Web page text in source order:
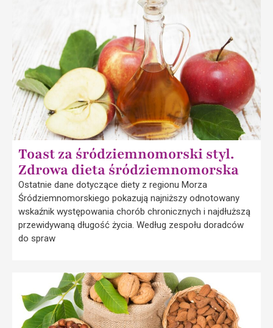
Toast za śródziemnomorski styl.
Zdrowa dieta śródziemnomorska
Ostatnie dane dotyczące diety z regionu Morza
Śródziemnomorskiego pokazują najniższy odnotowany
wskaźnik występowania chorób chronicznych i najdłuższą
przewidywaną długość życia. Według zespołu doradców
do spraw